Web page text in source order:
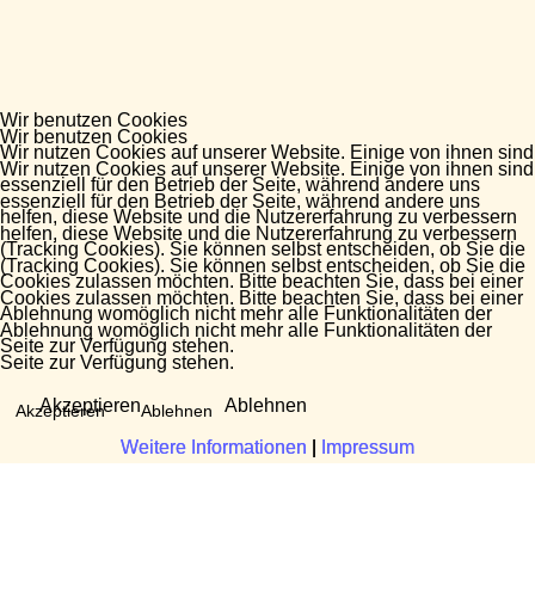
Wir benutzen Cookies
Wir nutzen Cookies auf unserer Website. Einige von ihnen sind
essenziell für den Betrieb der Seite, während andere uns
helfen, diese Website und die Nutzererfahrung zu verbessern
(Tracking Cookies). Sie können selbst entscheiden, ob Sie die
Cookies zulassen möchten. Bitte beachten Sie, dass bei einer
Ablehnung womöglich nicht mehr alle Funktionalitäten der
Seite zur Verfügung stehen.
Akzeptieren Ablehnen
Weitere Informationen Impressum
Wir benutzen Cookies
Wir nutzen Cookies auf unserer Website. Einige von ihnen sind
essenziell für den Betrieb der Seite, während andere uns
helfen, diese Website und die Nutzererfahrung zu verbessern
(Tracking Cookies). Sie können selbst entscheiden, ob Sie die
Cookies zulassen möchten. Bitte beachten Sie, dass bei einer
Ablehnung womöglich nicht mehr alle Funktionalitäten der
Seite zur Verfügung stehen.
Akzeptieren Ablehnen
Weitere Informationen Impressum